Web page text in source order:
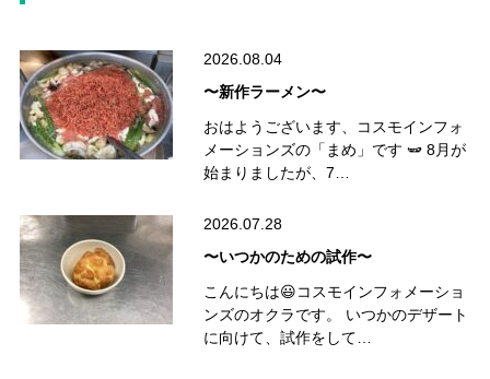
2026.08.04
〜新作ラーメン〜
おはようございます、コスモインフォ
メーションズの「まめ」です 🫛 8月が
始まりましたが、7…
2026.07.28
〜いつかのための試作〜
こんにちは😃コスモインフォメーショ
ンズのオクラです。 いつかのデザート
に向けて、試作をして…